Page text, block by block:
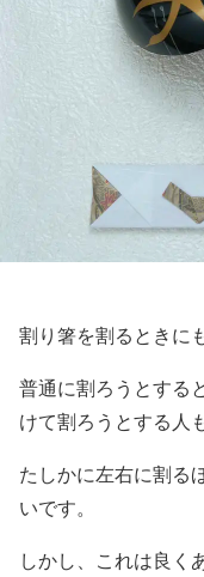
割り箸を割るときに
普通に割ろうとする
けて割ろうとする人
たしかに左右に割る
いです。
しかし、これは良く